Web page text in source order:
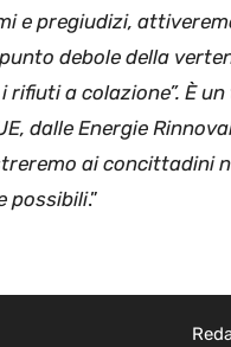
e pregiudizi,
debole della
a colazione”. È
dalle Energie
ai concittadini
possibili.”